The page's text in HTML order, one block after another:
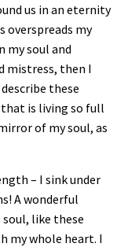
us in an eternity
overspreads my
my soul and
mistress, then I
these
is living so full
of my soul, as
– I sink under
A wonderful
like these
my whole heart. I